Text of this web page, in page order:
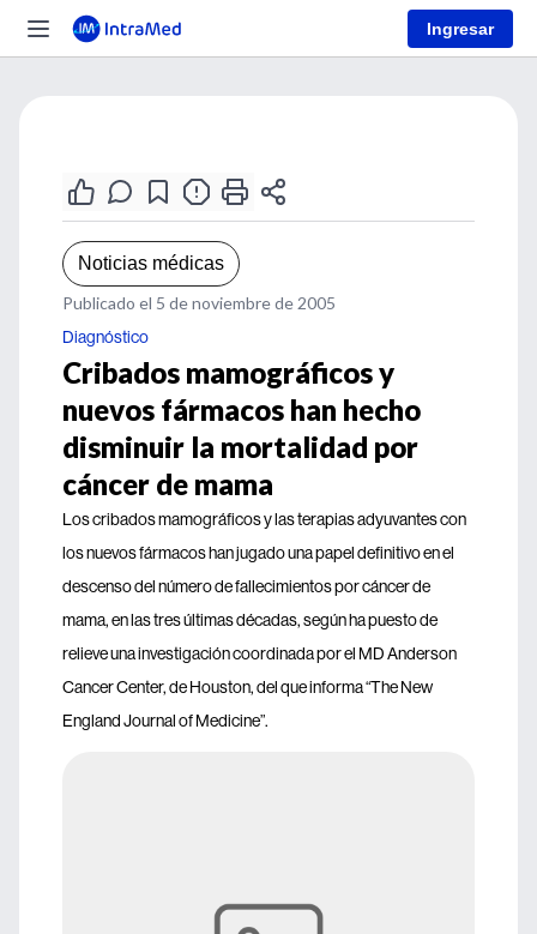
Ingresar
Noticias médicas
Publicado el 5 de noviembre de 2005
Diagnóstico
Cribados mamográficos y
nuevos fármacos han hecho
disminuir la mortalidad por
cáncer de mama
Los cribados mamográficos y las terapias adyuvantes con
los nuevos fármacos han jugado una papel definitivo en el
descenso del número de fallecimientos por cáncer de
mama, en las tres últimas décadas, según ha puesto de
relieve una investigación coordinada por el MD Anderson
Cancer Center, de Houston, del que informa “The New
England Journal of Medicine”.